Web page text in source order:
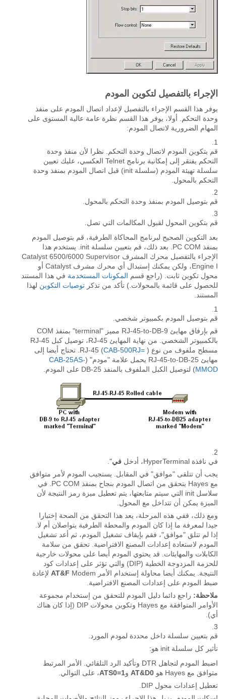
الإجراء بالتفصيل لتكوين المودم
يوفر هذا القسم الإجراء بالتفصيل لإعداد اتصال المودم على منفذ
وحدة التحكم. أولا، يوفر هذا القسم نظرة عامة عالية المستوى على
المهام الضرورية لاتصال المودم:
قم بتكوين المودم لاتصال وحدة التحكم. نظرا لأن منفذ وحدة
التحكم يفتقر إلى إمكانية برنامج Telnet العكسي، عليك تعيين
سلسلة تهيئة المودم (سلسلة init) قبل اتصال المودم بمنفذ وحدة
التحكم بالمحول.
قم بتوصيل المودم بمنفذ وحدة التحكم بالمحول.
قم بتكوين المحول لقبول المكالمات التي تصل.
بعد التكوين الصحيح لبرنامج المحاكاة الطرفية، قم بتوصيل المودم
بمنفذ PC COM. بعد ذلك، قم بتعيين سلسلة init. يستخدم هذا
الإجراء بالتفصيل محرك المشرف Catalyst 6500/6000 Supervisor
Engine I، ولكن يمكنك إستبدال أي محرك مشرف Catalyst أو
محول تكوين ثابت. (راجع قسم المكونات المستخدمة في هذا المستند
للحصول على قائمة بالمحولات.) تأكد من تذكر توصيات التكوين لهذا
المستند.
قم بتوصيل المودم بكمبيوتر شخصي.
قم بإرفاق مهايئ RJ-45-to-DB-9 مميز "terminal" بمنفذ COM
بالكمبيوتر الشخصي. من نهاية المهايئ RJ-45، توصيل كبل RJ-45
مسطح ملفوف من نوع RJ-45 (
CAB-500RJ=
). تحتاج أيضا إلى
مهايئ RJ-45-to-DB-25 يحمل علامة "مودم" (
CAB-25AS-
MMOD) لتوصيل الكبل الملفوف بالمنفذ DB-25 على المودم.
في نافذة HyperTerminal، أدخل في".
يجب أن تتلقى "موافق" في المقابل. يستجيب المودم لأمر متوافق
مع Hayes يتحقق من اتصال المودم بنجاح بمنفذ PC COM. في
سلاسل init التي سيتم متابعتها، يتم تعطيل ميزة رمز النتيجة لأن
الميزة يمكن أن تتداخل مع المحول.
ومع ذلك، ففي هذه المرحلة، يعد هذا التحقق من الصحة إختبارا
جيدا لمعرفة ما إذا كان المودم والمحطة الطرفية يتواصلان أم لا.
إذا لم تتلق "موافق"، فقم بإيقاف تشغيل المودم، ثم أعد تشغيل
المودم لاستعادة إعدادات المصنع الافتراضية. تحقق من سلامة
الكابلات والمهايئات. قد يحتوي المودم أيضا على محولات خارجية
للحزمة المزدوجة الخطية (DIP) والتي تؤثر على إعدادات كود
النتيجة. يمكنك أيضا محاولة إستخدام الأمر
AT&F Modem لإعادة
ضبط المودم على إعدادات المصنع الافتراضية.
ملاحظة: راجع دائما دليل المودم للتحقق من إستخدام مجموعة
الأوامر المتوافقة مع Hayes وتكوين محولات DIP (إذا كان هناك
أي).
قم بتعيين سلسلة داخل محددة لمودم المورد.
تأثير كل سلسلة init هو:
اضبط المودم لتجاهل DTR وتأكيد الرد التلقائي. الأمر المرتبط
متوافق مع Hayes هو
AT&D0 وATS0=1، على التوالي.
تعطيل إعدادات محول DIP.